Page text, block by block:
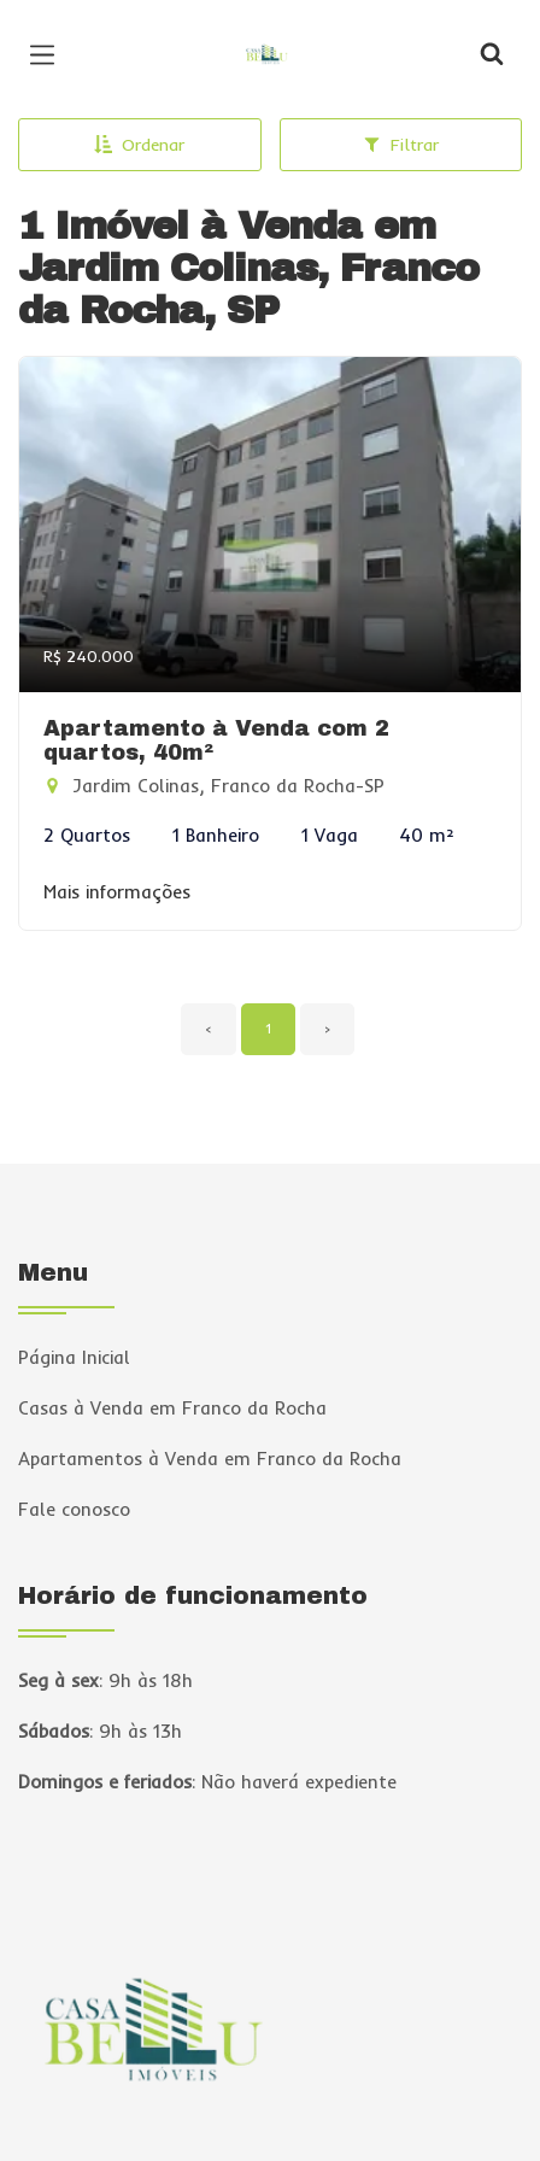
Ordenar Filtrar
1 Imóvel à Venda em
Jardim Colinas, Franco
da Rocha, SP
R$ 240.000
Apartamento à Venda com 2
quartos, 40m²
Jardim Colinas, Franco da Rocha-SP
2 Quartos 1 Banheiro 1 Vaga 40 m²
Mais informações
‹ 1 ›
Menu
Página Inicial
Casas à Venda em Franco da Rocha
Apartamentos à Venda em Franco da Rocha
Fale conosco
Horário de funcionamento
Seg à sex: 9h às 18h
Sábados: 9h às 13h
Domingos e feriados: Não haverá expediente